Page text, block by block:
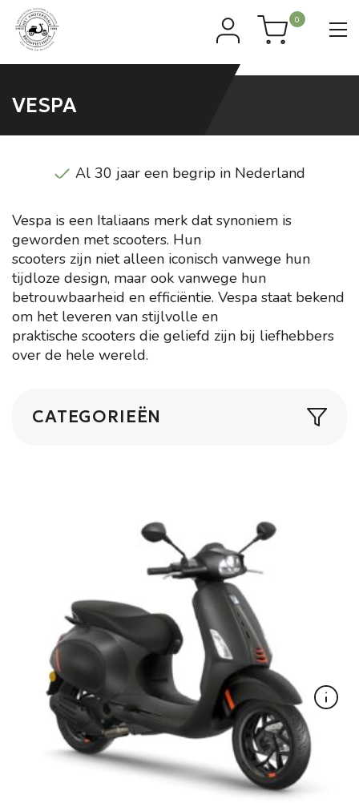
0
VESPA
Al 30 jaar een begrip in Nederland
Vespa is een Italiaans merk dat synoniem is
geworden met scooters. Hun
scooters zijn niet alleen iconisch vanwege hun
tijdloze design, maar ook vanwege hun
betrouwbaarheid en efficiëntie. Vespa staat bekend
om het leveren van stijlvolle en
praktische scooters die geliefd zijn bij liefhebbers
over de hele wereld.
CATEGORIEËN